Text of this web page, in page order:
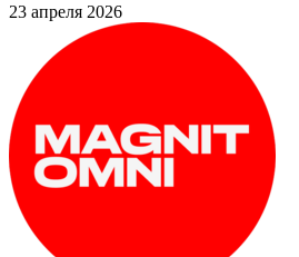
23 апреля 2026